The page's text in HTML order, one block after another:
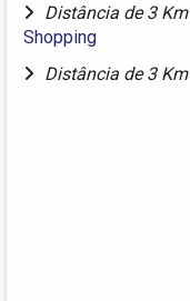
Distância de 3 Km
Shopping
Distância de 3 Km